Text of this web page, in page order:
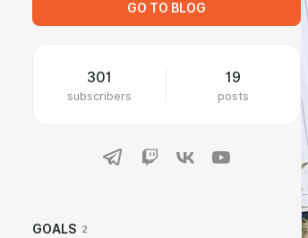
GO TO BLOG
301
subscribers
19
posts
GOALS 2